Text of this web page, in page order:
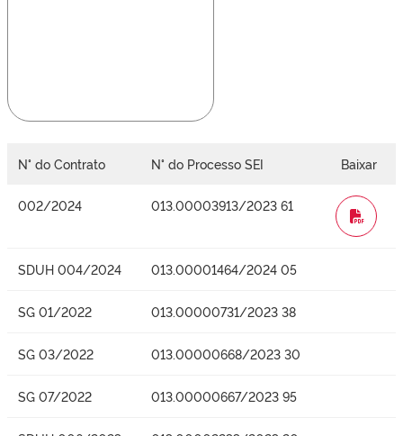
N° do Contrato N° do Processo SEI Baixar
002/2024 013.00003913/2023 61
WORD
SDUH 004/2024 013.00001464/2024 05
SG 01/2022 013.00000731/2023 38
SG 03/2022 013.00000668/2023 30
SG 07/2022 013.00000667/2023 95